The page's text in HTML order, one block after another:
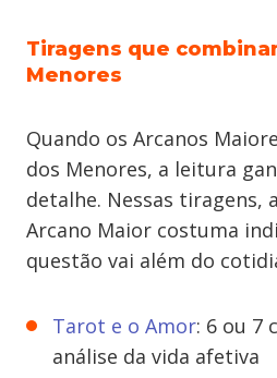
Tiragens que
Menores
Quando os Arcanos
dos Menores, a leitura
detalhe. Nessas tiragens,
Arcano Maior costuma
questão vai além do
Tarot e o Amor: 6 ou 7
análise da vida afetiva